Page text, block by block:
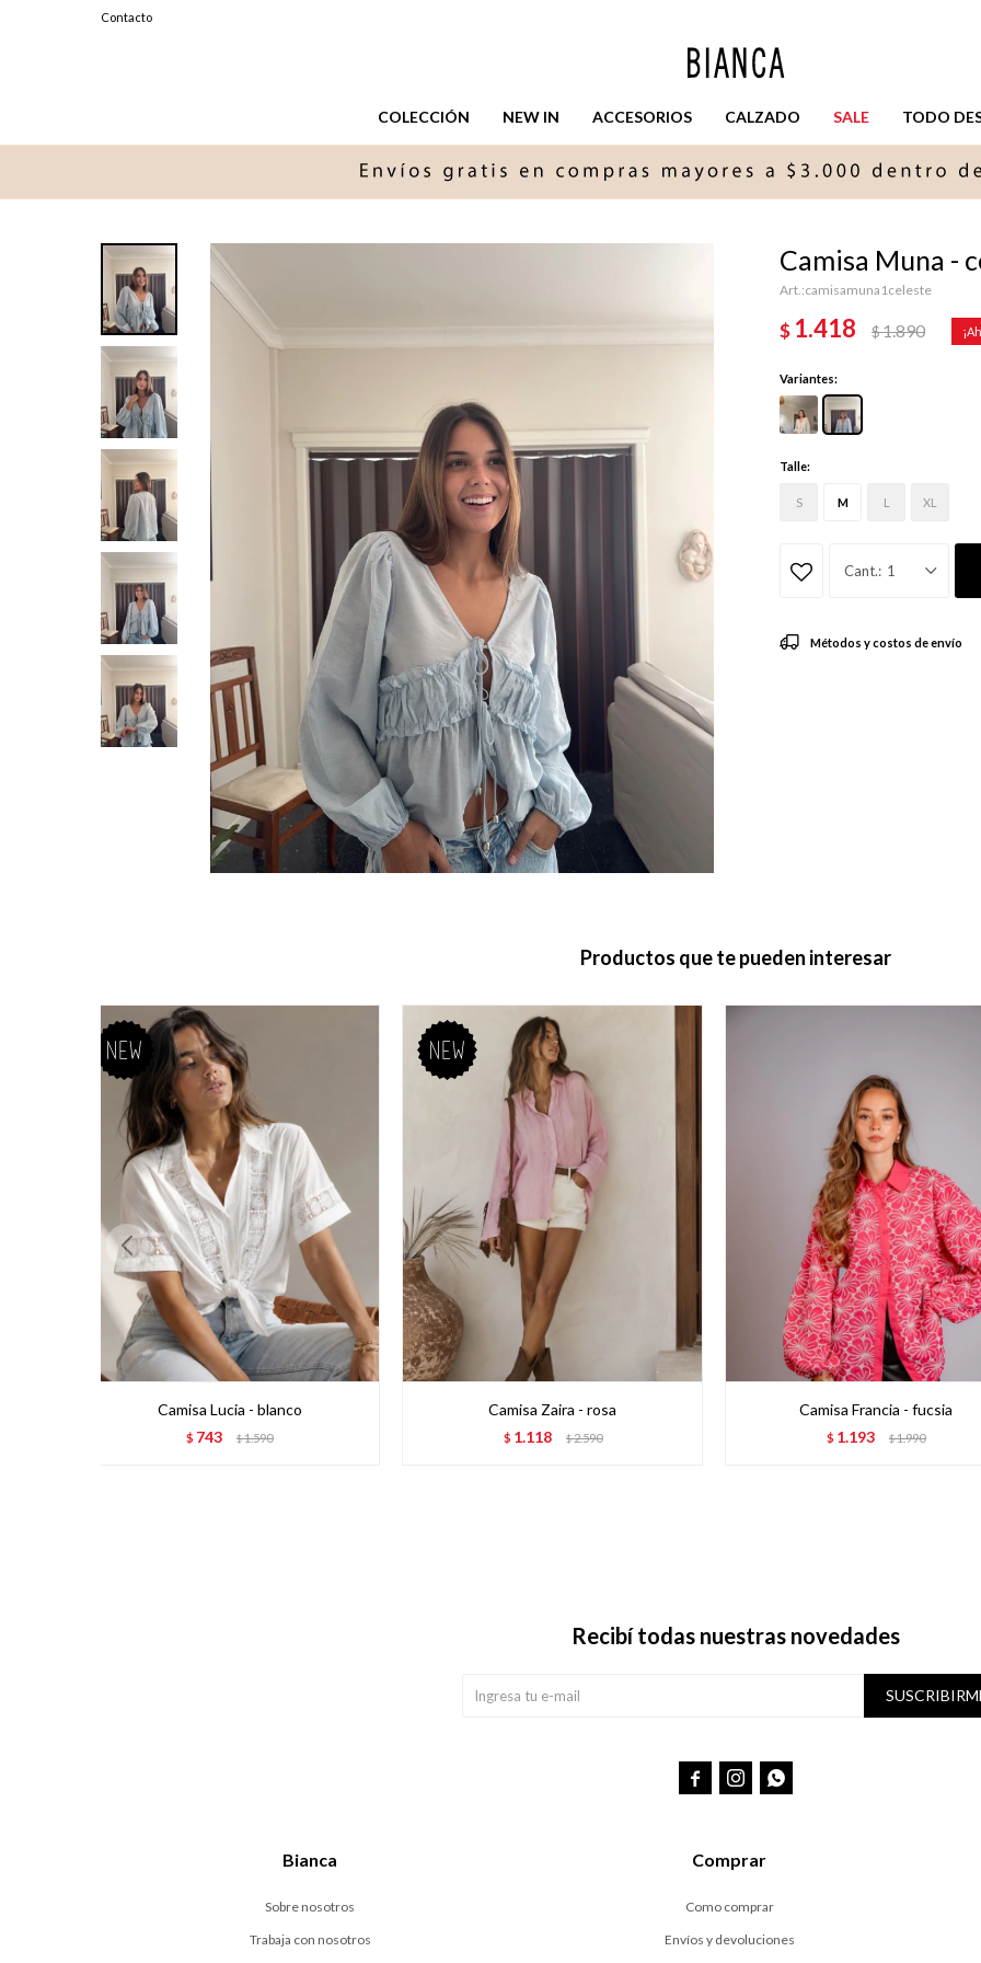
COLECCIÓN NEW IN ACCESORIOS CALZADO SALE TODO
Contacto
Camisa Muna -
camisamuna1celeste
$ 1.418 $1.890
Variantes:
Talle:
S M L XL
1
Métodos y costos de envío
Productos que te pueden interesar
Camisa Lucia - blanco
$ 743 $1.590
Camisa Zaira - rosa
$ 1.118 $2.590
Camisa Francia - fucsia
$ 1.193 $1.990
Bianca
Sobre nosotros
Trabaja con nosotros
Comprar
Como comprar
Envíos y devoluciones
Recibí todas nuestras novedades
  